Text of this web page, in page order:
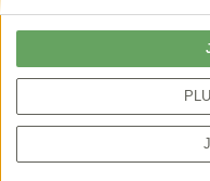
La Cour d’appel
récente